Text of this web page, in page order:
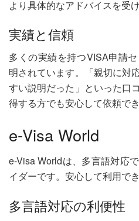
より具体的なアドバイスを受
実績と信頼
多くの実績を持つVISA申請
明されています。「親切に対
すい説明だった」といった口
得する方でも安心して依頼で
e-Visa World
e-Visa Worldは、多言語対応
イダーです。安心して利用で
多言語対応の利便性